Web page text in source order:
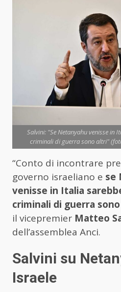
Salvini: "Se Netanyahu venisse in
criminali di guerra sono altri"
“Conto di incontrare
governo israeliano e se
venisse in Italia
criminali di guerra
il vicepremier Matteo
dell’assemblea Anci.
Salvini su
Israele